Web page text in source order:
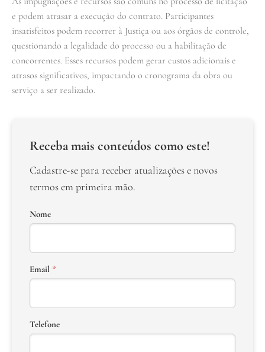
e podem atrasar a execução do contrato. Participantes
insatisfeitos podem recorrer à Justiça ou aos órgãos de controle,
questionando a legalidade do processo ou a habilitação de
concorrentes. Esses recursos podem gerar custos adicionais e
atrasos significativos, impactando o cronograma da obra ou
serviço a ser realizado.
Receba mais conteúdos como este!
Cadastre-se para receber atualizações e novos
termos em primeira mão.
Nome
Email *
Telefone